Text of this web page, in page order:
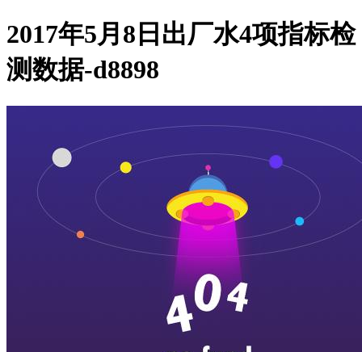
2017年5月8日出厂水4项指标检
测数据-d8898